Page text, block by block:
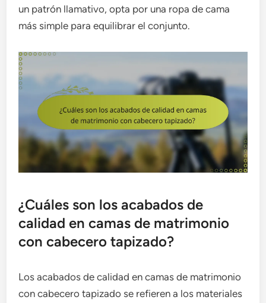
un patrón llamativo, opta por una ropa de cama
más simple para equilibrar el conjunto.
¿Cuáles son los acabados de
calidad en camas de matrimonio
con cabecero tapizado?
Los acabados de calidad en camas de matrimonio
con cabecero tapizado se refieren a los materiales